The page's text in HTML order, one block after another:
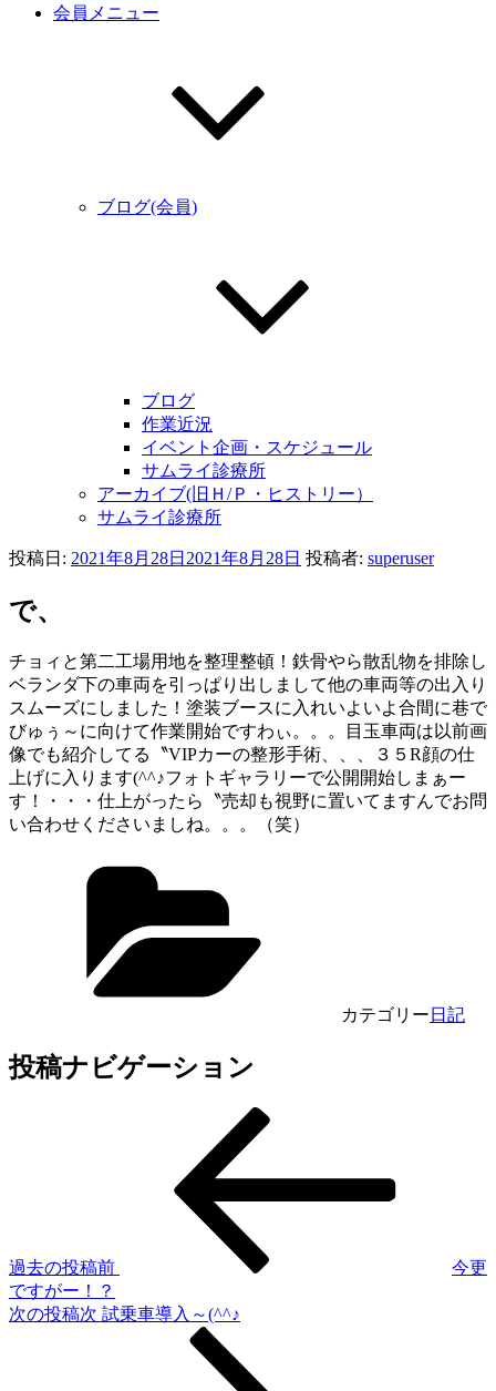
会員メニュー
ブログ(会員)
ブログ
作業近況
イベント企画・スケジュール
サムライ診療所
アーカイブ(旧Ｈ/Ｐ・ヒストリー）
サムライ診療所
投稿日: 2021年8月28日 2021年8月28日 投稿者: superuser
で、
チョィと第二工場用地を整理整頓！鉄骨やら散乱物を排除し
ベランダ下の車両を引っぱり出しまして他の車両等の出入り
スムーズにしました！塗装ブースに入れいよいよ合間に巷で
びゅぅ～に向けて作業開始ですわぃ。。。目玉車両は以前画
像でも紹介してる〝VIPカーの整形手術、、、３５R顔の仕
上げに入ります(^^♪フォトギャラリーで公開開始しまぁー
す！・・・仕上がったら〝売却も視野に置いてますんでお問
い合わせくださいましね。。。（笑）
カテゴリー 日記
投稿ナビゲーション
過去の投稿前
今更
ですがー！？
次の投稿次 試乗車導入～(^^♪